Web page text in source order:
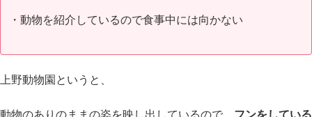
・動物を紹介しているので食事中には向かない
上野動物園というと、